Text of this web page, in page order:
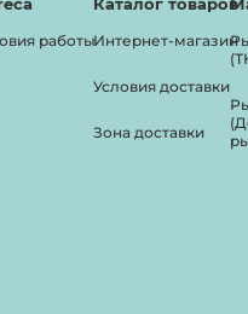
работыИнтернет-магазин
Условия доставки
Зона доставки